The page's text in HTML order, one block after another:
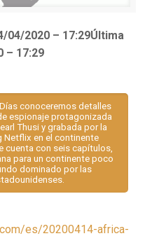
04/2020 – 17:29Última
– 17:29
conoceremos detalles
espionaje protagonizada
Thusi y grabada por la
Netflix en el continente
cuenta con seis capítulos,
para un continente poco
dominado por las
es/20200414-africa-